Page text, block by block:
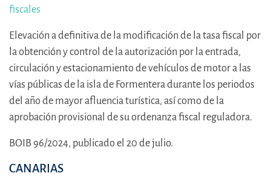
fiscales
Elevación a definitiva de la modificación de la tasa fiscal por
la obtención y control de la autorización por la entrada,
circulación y estacionamiento de vehículos de motor a las
vías públicas de la isla de Formentera durante los periodos
del año de mayor afluencia turística, así como de la
aprobación provisional de su ordenanza fiscal reguladora.
BOIB 96/2024, publicado el 20 de julio.
CANARIAS